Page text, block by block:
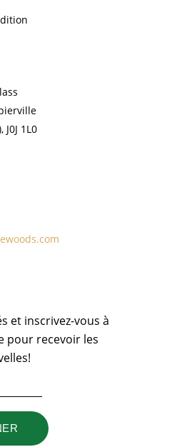
J0J 1L0
et inscrivez-vous à
pour recevoir les